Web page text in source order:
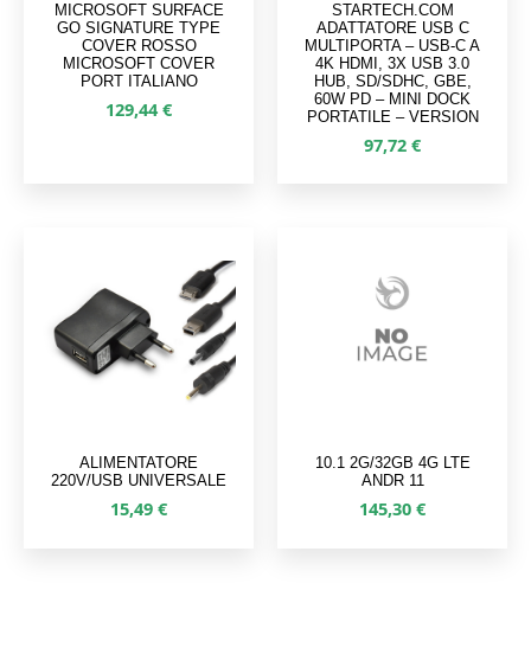
MICROSOFT SURFACE
GO SIGNATURE TYPE
COVER ROSSO
MICROSOFT COVER
PORT ITALIANO
129,44 €
STARTECH.COM
ADATTATORE USB C
MULTIPORTA – USB-C A
4K HDMI, 3X USB 3.0
HUB, SD/SDHC, GBE,
60W PD – MINI DOCK
PORTATILE – VERSION
97,72 €
ALIMENTATORE
220V/USB UNIVERSALE
15,49 €
10.1 2G/32GB 4G LTE
ANDR 11
145,30 €